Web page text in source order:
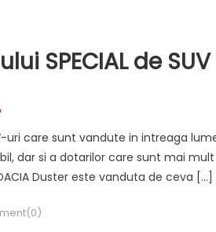
SPECIAL de SUV
uri care sunt vandute in intreaga
dar si a dotarilor care sunt mai mult
Duster este vanduta de ceva […]